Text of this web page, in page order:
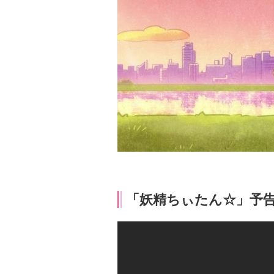
「妖精ちぃたん☆」予